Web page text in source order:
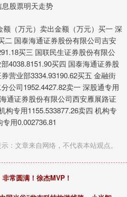
股票明天走势
（万元）卖出金额（万元）买一 深
二 国泰海通证券股份有限公司吉安
买三 国联民生证券股份有限公
4038.8151.90买四 国泰海通证券股
营业部3334.93190.62买五 金融街
公司1952.4427.82卖一 深股通专用
通证券股份有限公司西安雁展路证
构专用1155.533877.26卖四 机构专
用0.002736.81
：文章来自网络，不代表本站观点。
常圆满！徐杰MVP！